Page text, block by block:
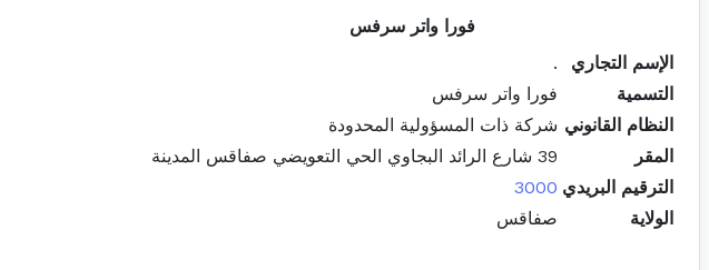
فورا واتر سرفس
الإسم التجاري
.
التسمية
فورا واتر سرفس
النظام القانوني شركة ذات المسؤولية المحدودة
المقر
39 شارع الرائد البجاوي الحي التعويضي صفاقس المدينة
الترقيم البريدي 3000
الولاية
صفاقس